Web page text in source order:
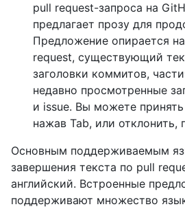
pull request-запроса на
предлагает прозу для
Предложение опирается
request, существующий
заголовки коммитов,
недавно просмотренные
и issue. Вы можете
нажав Tab, или отклонить,
Основным поддерживаемым
завершения текста по pull
английский. Встроенные
поддерживают множество